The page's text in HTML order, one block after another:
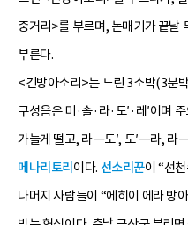
중거리>를 부르며, 논매기가 끝날
부른다.
<긴방아소리>는 느린 3소박(3분
구성음은 미·솔·라·도′·레′이며
가늘게 떨고, 라―도′, 도′―라, 라
메나리토리 이다. 선소리꾼이 “선
나머지 사람들이 “에히이 에라 방